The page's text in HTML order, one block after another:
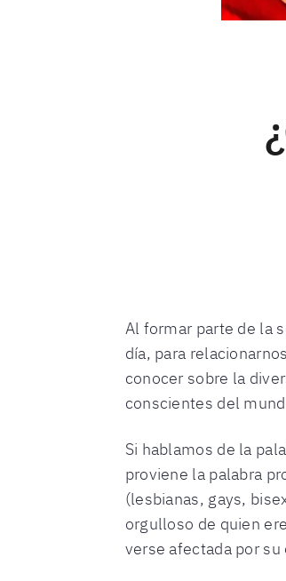
Al formar parte de la
día, para
conocer sobre la
conscientes del
Si hablamos de la
proviene la palabra
(lesbianas, gays,
orgulloso de quien
verse afectada por